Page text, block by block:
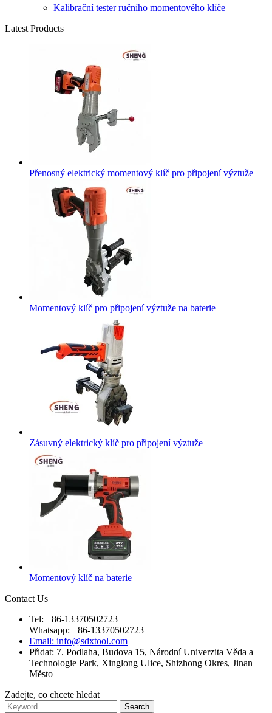
Kalibrační tester ručního momentového klíče
Latest Products
Přenosný elektrický momentový klíč pro připojení výztuže
Momentový klíč pro připojení výztuže na baterie
Zásuvný elektrický klíč pro připojení výztuže
Momentový klíč na baterie
Contact Us
Tel: +86-13370502723
Whatsapp: +86-13370502723
Email: info@sdxtool.com
Přidat: 7. Podlaha, Budova 15, Národní Univerzita Věda a
Technologie Park, Xinglong Ulice, Shizhong Okres, Jinan
Město
Zadejte, co chcete hledat